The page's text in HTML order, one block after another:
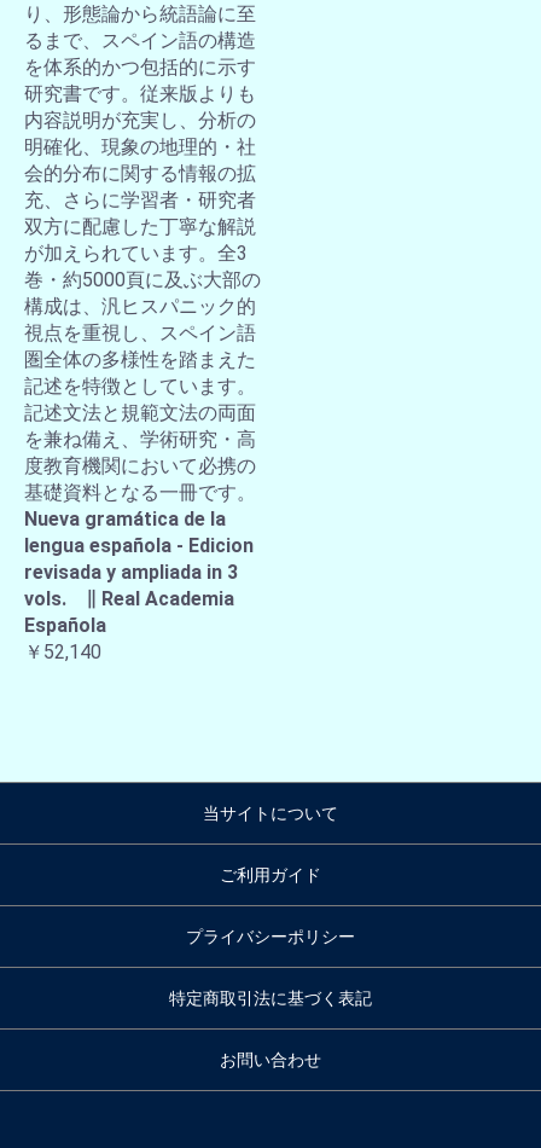
り、形態論から統語論に至
るまで、スペイン語の構造
を体系的かつ包括的に示す
研究書です。従来版よりも
内容説明が充実し、分析の
明確化、現象の地理的・社
会的分布に関する情報の拡
充、さらに学習者・研究者
双方に配慮した丁寧な解説
が加えられています。全3
巻・約5000頁に及ぶ大部の
構成は、汎ヒスパニック的
視点を重視し、スペイン語
圏全体の多様性を踏まえた
記述を特徴としています。
記述文法と規範文法の両面
を兼ね備え、学術研究・高
度教育機関において必携の
基礎資料となる一冊です。
Nueva gramática de la
lengua española - Edicion
revisada y ampliada in 3
vols. ∥ Real Academia
Española
￥52,140
当サイトについて
ご利用ガイド
プライバシーポリシー
特定商取引法に基づく表記
お問い合わせ